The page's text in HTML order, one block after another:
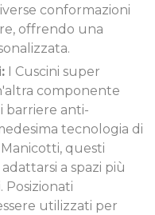
conformazioni
offrendo una
I Cuscini super
componente
barriere anti-
tecnologia di
questi
a spazi più
Posizionati
utilizzati per